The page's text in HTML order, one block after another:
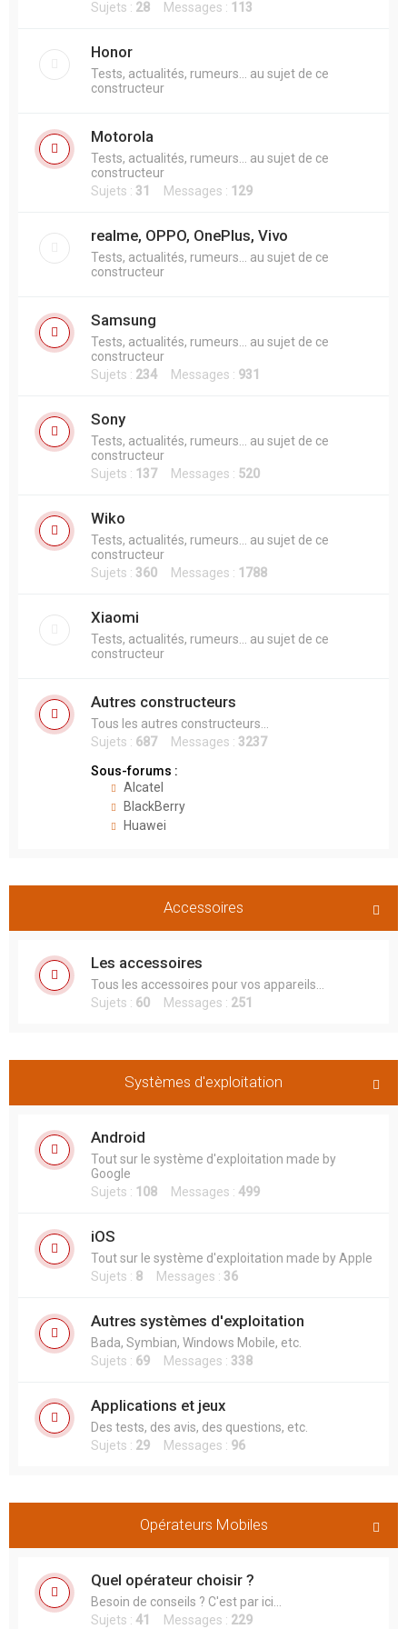
Sujets : 28 Messages : 113
Honor
Tests, actualités, rumeurs... au sujet de ce
constructeur
Motorola
Tests, actualités, rumeurs... au sujet de ce
constructeur
Sujets : 31 Messages : 129
realme, OPPO, OnePlus, Vivo
Tests, actualités, rumeurs... au sujet de ce
constructeur
Samsung
Tests, actualités, rumeurs... au sujet de ce
constructeur
Sujets : 234 Messages : 931
Sony
Tests, actualités, rumeurs... au sujet de ce
constructeur
Sujets : 137Messages : 520
Wiko
Tests, actualités, rumeurs... au sujet de ce
constructeur
Sujets : 360 Messages : 1788
Xiaomi
Tests, actualités, rumeurs... au sujet de ce
constructeur
Autres constructeurs
Tous les autres constructeurs...
Sujets : 687Messages : 3237
Sous-forums :
Alcatel
BlackBerry
Huawei
Accessoires
Les accessoires
Tous les accessoires pour vos appareils...
Sujets : 60 Messages : 251
Systèmes d'exploitation
Android
Tout sur le système d'exploitation made by
Google
Sujets : 108 Messages : 499
iOS
Tout sur le système d'exploitation made by Apple
Sujets : 8 Messages : 36
Autres systèmes d'exploitation
Bada, Symbian, Windows Mobile, etc.
Sujets : 69 Messages : 338
Applications et jeux
Des tests, des avis, des questions, etc.
Sujets : 29 Messages : 96
Opérateurs Mobiles
Quel opérateur choisir ?
Besoin de conseils ? C'est par ici...
Sujets : 41 Messages : 229